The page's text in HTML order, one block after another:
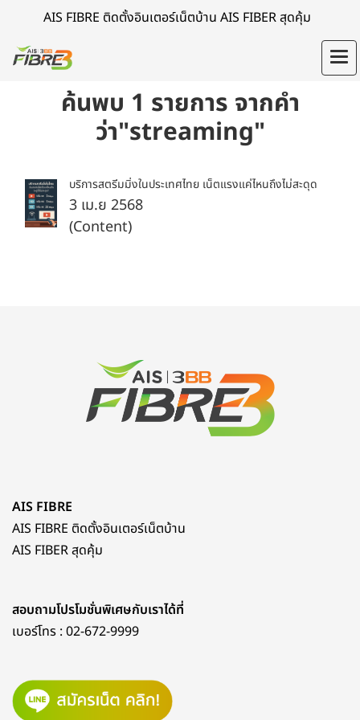
AIS FIBRE ติดตั้งอินเตอร์เน็ตบ้าน AIS FIBER สุดคุ้ม
ค้นพบ 1 รายการ จากคำ
ว่า"streaming"
บริการสตรีมมิ่งในประเทศไทย เน็ตแรงแค่ไหนถึงไม่สะดุด
3 เม.ย 2568
(Content)
AIS FIBRE
AIS FIBRE ติดตั้งอินเตอร์เน็ตบ้าน
AIS FIBER สุดคุ้ม
สอบถามโปรโมชั่นพิเศษกับเราได้ที่
เบอร์โทร : 02-672-9999